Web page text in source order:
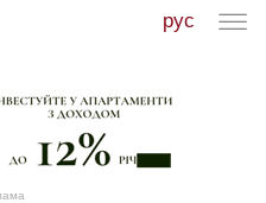
рус